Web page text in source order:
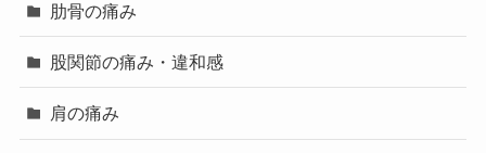
肋骨の痛み
股関節の痛み・違和感
肩の痛み